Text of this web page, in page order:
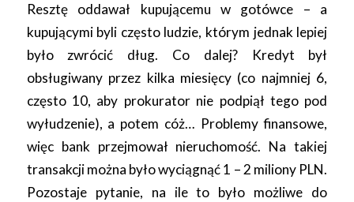
Resztę oddawał kupującemu w gotówce – a
kupującymi byli często ludzie, którym jednak lepiej
było zwrócić dług. Co dalej? Kredyt był
obsługiwany przez kilka miesięcy (co najmniej 6,
często 10, aby prokurator nie podpiął tego pod
wyłudzenie), a potem cóż… Problemy finansowe,
więc bank przejmował nieruchomość. Na takiej
transakcji można było wyciągnąć 1 – 2 miliony PLN.
Pozostaje pytanie, na ile to było możliwe do